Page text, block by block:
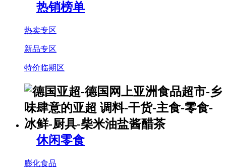
热销榜单
热卖专区
新品专区
特价临期区
休闲零食
膨化食品